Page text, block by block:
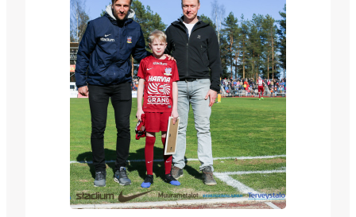
molemmin puolin: maakunnan
ykköslehdelle Veikkausliigaa pelaava
seura on tärkeä, samoin JJK pyrkii
parhaansa mukaan edesauttamaan…